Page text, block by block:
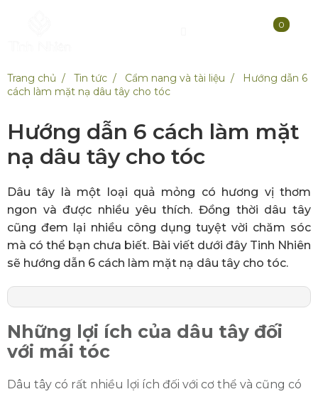
0
Trang chủ Tin tức Cẩm nang và tài liệu
Hướng dẫn 6
cách làm mặt nạ dâu tây cho tóc
Hướng dẫn 6 cách làm mặt
nạ dâu tây cho tóc
Dâu tây là một loại quả mỏng có hương vị thơm
ngon và được nhiều yêu thích. Đồng thời dâu tây
cũng đem lại nhiều công dụng tuyệt vời chăm sóc
mà có thể bạn chưa biết. Bài viết dưới đây Tinh Nhiên
sẽ hướng dẫn 6 cách làm mặt nạ dâu tây cho tóc.
Những lợi ích của dâu tây đối
với mái tóc
Dâu tây có rất nhiều lợi ích đối với cơ thể và cũng có